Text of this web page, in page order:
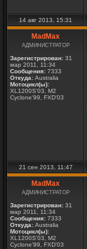
14 авг 2013, 15:31
MadMax
АДМИНИСТРАТОР
Зарегистрирован: 31
мар 2011, 11:34
Сообщения: 7333
Откуда: Australia
Мотоцикл(ы):
XL1200S'03, M2
Cyclone'99, FXD'03
21 сен 2013, 11:47
MadMax
АДМИНИСТРАТОР
Зарегистрирован: 31
мар 2011, 11:34
Сообщения: 7333
Откуда: Australia
Мотоцикл(ы):
XL1200S'03, M2
Cyclone'99, FXD'03